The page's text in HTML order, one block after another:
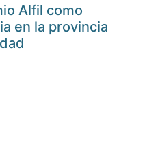
Alfil como
en la provincia